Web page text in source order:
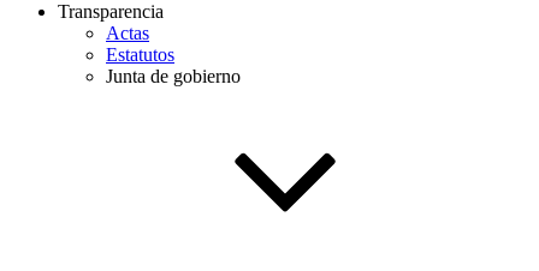
Transparencia
Actas
Estatutos
Junta de gobierno